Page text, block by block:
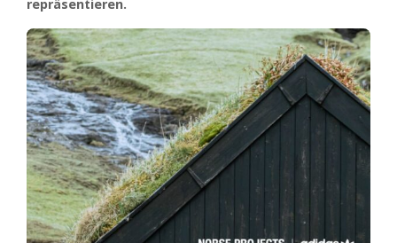
repräsentieren.